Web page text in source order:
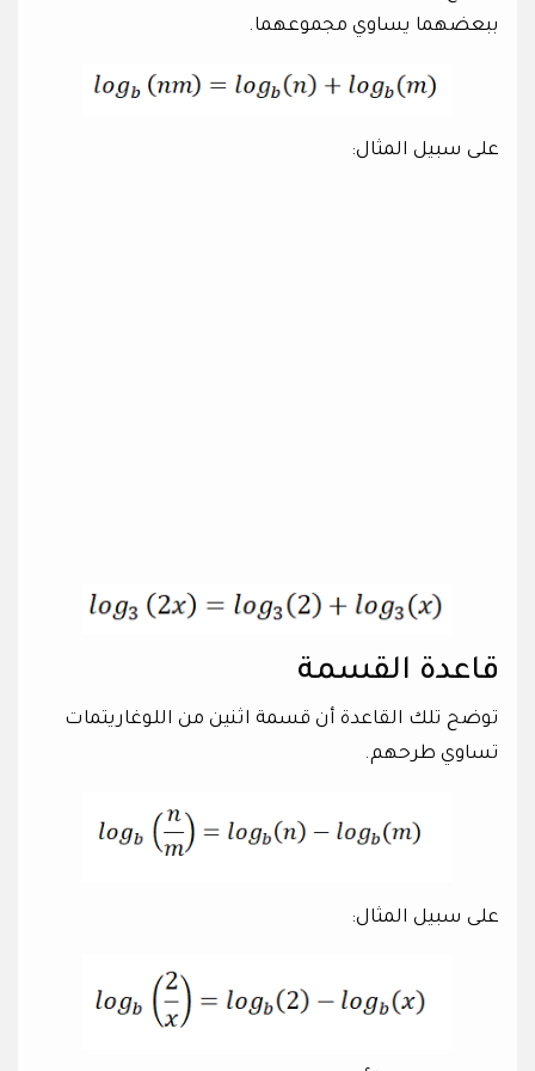
ببعضهما يساوي مجموعهما.
على سبيل المثال:
قاعدة القسمة
توضح تلك القاعدة أن قسمة اثنين من اللوغاريتمات
تساوي طرحهم.
على سبيل المثال: